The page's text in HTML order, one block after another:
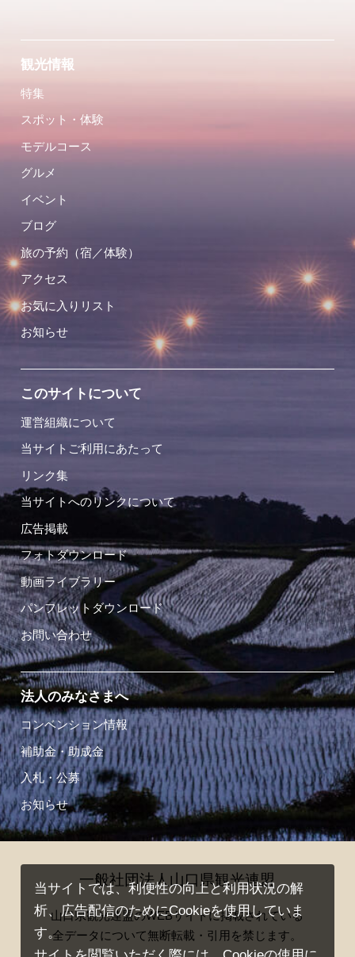
観光情報
特集
スポット・体験
モデルコース
グルメ
イベント
ブログ
旅の予約（宿／体験）
アクセス
お気に入りリスト
お知らせ
このサイトについて
運営組織について
当サイトご利用にあたって
リンク集
当サイトへのリンクについて
広告掲載
フォトダウンロード
動画ライブラリー
パンフレットダウンロード
お問い合わせ
法人のみなさまへ
コンベンション情報
補助金・助成金
入札・公募
お知らせ
一般社団法人山口県観光連盟
山口県観光連盟のWEBサイトに掲載されている
全データについて無断転載・引用を禁じます。
当サイトでは、利便性の向上と利用状況の解
析、広告配信のためにCookieを使用していま
す。